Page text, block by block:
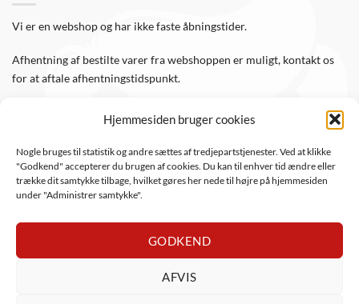
Hjemmesiden bruger cookies
Nogle bruges til statistik og andre sættes af tredjepartstjenester. Ved at klikke
"Godkend" accepterer du brugen af cookies. Du kan til enhver tid ændre eller
trække dit samtykke tilbage, hvilket gøres her nede til højre på hjemmesiden
under "Administrer samtykke".
GODKEND
AFVIS
Vi er en webshop og har ikke faste åbningstider.
Afhentning af bestilte varer fra webshoppen er muligt, kontakt os
for at aftale afhentningstidspunkt.
Følg WTS Retro på de sociale medier, så er du altid opdateret.